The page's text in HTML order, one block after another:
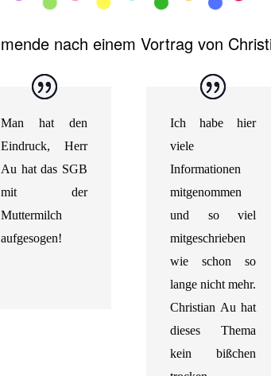
nach einem Vortrag von
Man hat den
Eindruck, Herr
Au hat das SGB
mit der
Muttermilch
aufgesogen!
Ich habe hier
viele
Informationen
mitgenommen
und so viel
mitgeschrieben
wie schon so
lange nicht mehr.
Christian Au hat
dieses Thema
kein bißchen